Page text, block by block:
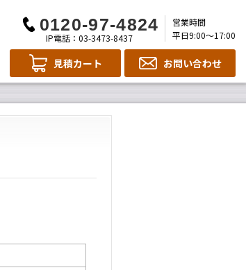
IP電話：03-3473-8437
営業時間
平日9:00～17:00
見積カート お問い合わせ